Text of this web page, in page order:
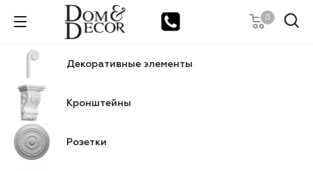
0
Декоративные элементы
Кронштейны
Розетки